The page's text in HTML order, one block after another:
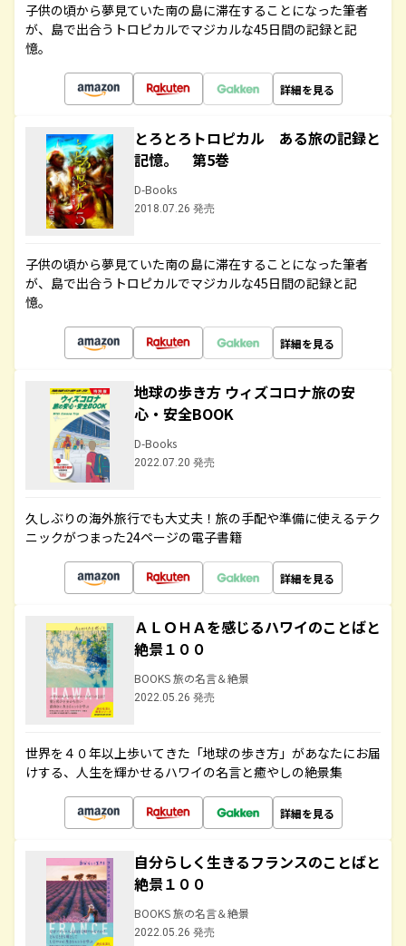
子供の頃から夢見ていた南の島に滞在することになった筆者
が、島で出合うトロピカルでマジカルな45日間の記録と記
憶。
詳細を見る
とろとろトロピカル ある旅の記録と
記憶。 第5巻
D-Books
2018.07.26 発売
子供の頃から夢見ていた南の島に滞在することになった筆者
が、島で出合うトロピカルでマジカルな45日間の記録と記
憶。
詳細を見る
地球の歩き方 ウィズコロナ旅の安
心・安全BOOK
D-Books
2022.07.20 発売
久しぶりの海外旅行でも大丈夫！旅の手配や準備に使えるテク
ニックがつまった24ページの電子書籍
詳細を見る
ＡＬＯＨＡを感じるハワイのことばと
絶景１００
BOOKS 旅の名言＆絶景
2022.05.26 発売
世界を４０年以上歩いてきた「地球の歩き方」があなたにお届
けする、人生を輝かせるハワイの名言と癒やしの絶景集
詳細を見る
自分らしく生きるフランスのことばと
絶景１００
BOOKS 旅の名言＆絶景
2022.05.26 発売